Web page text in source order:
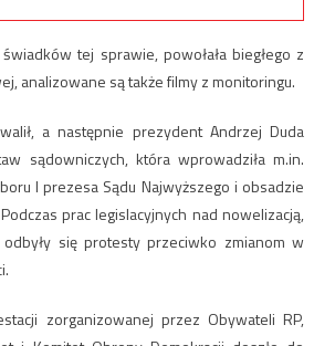
tej sprawie, powołała biegłego z
analizowane są także filmy z monitoringu.
a następnie prezydent Andrzej Duda
sądowniczych, która wprowadziła m.in.
I prezesa Sądu Najwyższego i obsadzie
prac legislacyjnych nad nowelizacją,
się protesty przeciwko zmianom w
zorganizowanej przez Obywateli RP,